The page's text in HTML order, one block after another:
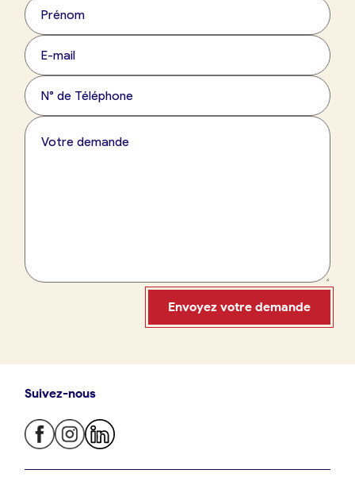
Je trouve ma boulangerie
09 86 23 49 09
Non, annuler
Envoyez votre demande
Suivez-nous